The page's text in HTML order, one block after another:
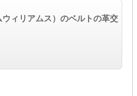
ィリアムス）のベルトの革交